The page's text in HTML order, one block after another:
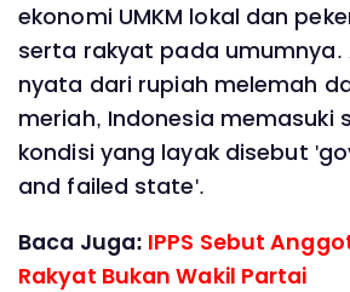
ekonomi UMKM lokal dan
serta rakyat pada umumnya.
nyata dari rupiah melemah
meriah, Indonesia memasuki
kondisi yang layak disebut
and failed state'.
Baca Juga: IPPS Sebut
Rakyat Bukan Wakil Partai